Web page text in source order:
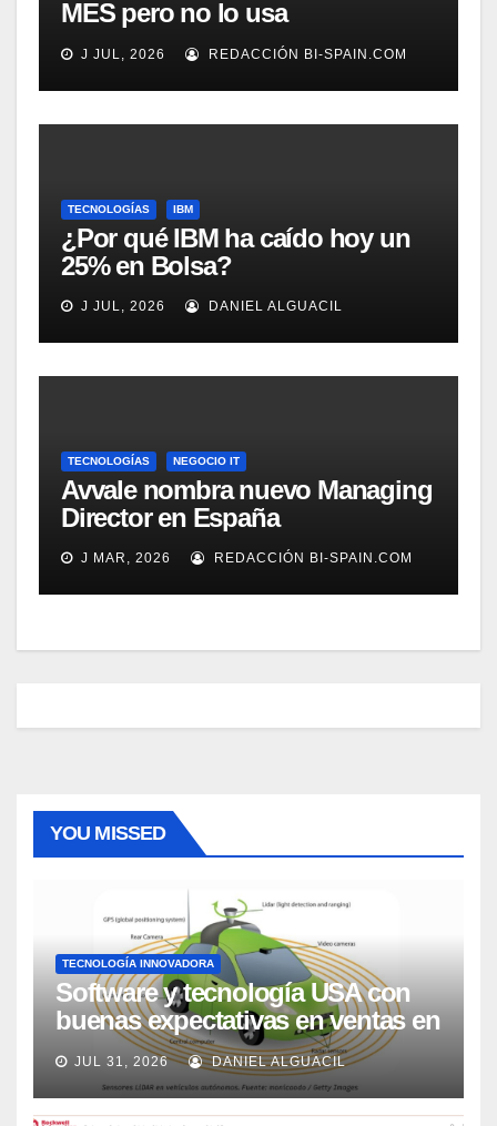
MES pero no lo usa
adecuadamente, según
Rockwell Automation
J JUL, 2026 REDACCIÓN BI-SPAIN.COM
TECNOLOGÍAS IBM
¿Por qué IBM ha caído hoy un
25% en Bolsa?
J JUL, 2026 DANIEL ALGUACIL
TECNOLOGÍAS NEGOCIO IT
Avvale nombra nuevo Managing
Director en España
J MAR, 2026 REDACCIÓN BI-SPAIN.COM
YOU MISSED
TECNOLOGÍA INNOVADORA
Software y tecnología USA con
buenas expectativas en ventas en
los próximos 2 años, según
Market Watch
JUL 31, 2026 DANIEL ALGUACIL